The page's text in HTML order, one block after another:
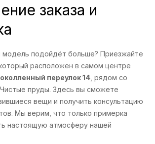
заказа и
модель подойдёт больше? Приезжайте
расположен в самом центре
переулок 14 , рядом со
пруды. Здесь вы сможете
вещи и получить консультацию
Мы верим, что только примерка
настоящую атмосферу нашей